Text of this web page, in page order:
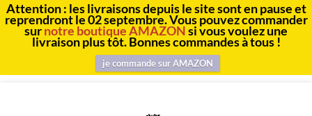
Attention : les livraisons depuis le site sont en pause et
reprendront le 02 septembre. Vous pouvez commander
surnotre boutique AMAZONsi vous voulez une
livraison plus tôt. Bonnes commandes à tous !
je commande sur AMAZON